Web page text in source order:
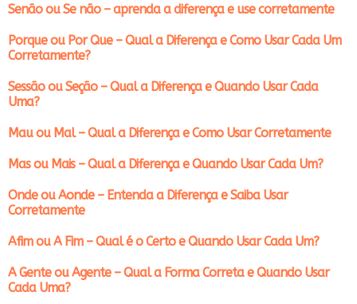
Senão ou Se não – aprenda a diferença e use corretamente
Porque ou Por Que – Qual a Diferença e Como Usar Cada Um
Corretamente?
Sessão ou Seção – Qual a Diferença e Quando Usar Cada
Uma?
Mau ou Mal – Qual a Diferença e Como Usar Corretamente
Mas ou Mais – Qual a Diferença e Quando Usar Cada Um?
Onde ou Aonde – Entenda a Diferença e Saiba Usar
Corretamente
Afim ou A Fim – Qual é o Certo e Quando Usar Cada Um?
A Gente ou Agente – Qual a Forma Correta e Quando Usar
Cada Uma?